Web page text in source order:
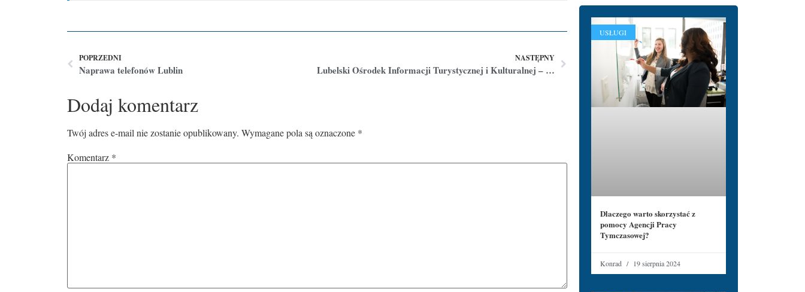
POPRZEDNI
Naprawa telefonów Lublin
NASTĘPNY
Lubelski Ośrodek Informacji Turystycznej i Kulturalnej – kontakt
Dodaj komentarz
Twój adres e-mail nie zostanie opublikowany. Wymagane pola są oznaczone *
Komentarz *
USŁUGI
Dlaczego warto skorzystać z
pomocy Agencji Pracy
Tymczasowej?
Konrad 19 sierpnia 2024